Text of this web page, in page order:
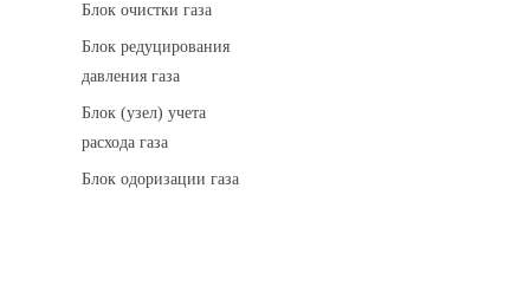
Блок очистки газа
Блок редуцирования
давления газа
Блок (узел) учета
расхода газа
Блок одоризации газа